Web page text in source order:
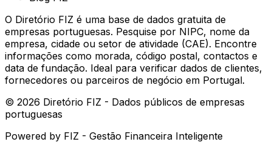
O Diretório FIZ é uma base de dados gratuita de
empresas portuguesas. Pesquise por NIPC, nome da
empresa, cidade ou setor de atividade (CAE). Encontre
informações como morada, código postal, contactos e
data de fundação. Ideal para verificar dados de clientes,
fornecedores ou parceiros de negócio em Portugal.
© 2026 Diretório FIZ - Dados públicos de empresas
portuguesas
Powered by FIZ - Gestão Financeira Inteligente